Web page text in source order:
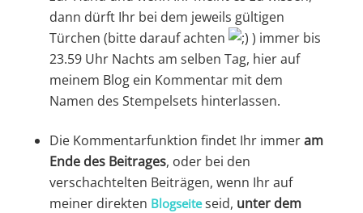
dann dürft Ihr bei dem jeweils gültigen
Türchen (bitte darauf achten
) immer bis
23.59 Uhr Nachts am selben Tag, hier auf
meinem Blog ein Kommentar mit dem
Namen des Stempelsets hinterlassen.
Die Kommentarfunktion findet Ihr immeram
Ende des Beitrages, oder bei den
verschachtelten Beiträgen, wenn Ihr auf
meiner direkten Blogseiteseid, unter dem